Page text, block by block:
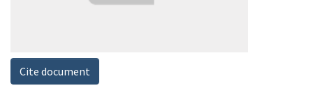
Cite document